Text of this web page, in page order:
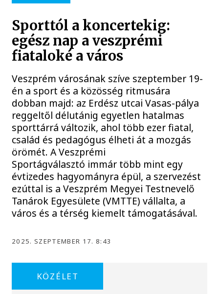
Sporttól a koncertekig:
egész nap a veszprémi
fiataloké a város
Veszprém városának szíve szeptember 19-
én a sport és a közösség ritmusára
dobban majd: az Erdész utcai Vasas-pálya
reggeltől délutánig egyetlen hatalmas
sporttárrá változik, ahol több ezer fiatal,
család és pedagógus élheti át a mozgás
örömét. A Veszprémi
Sportágválasztó immár több mint egy
évtizedes hagyományra épül, a szervezést
ezúttal is a Veszprém Megyei Testnevelő
Tanárok Egyesülete (VMTTE) vállalta, a
város és a térség kiemelt támogatásával.
2025. SZEPTEMBER 17. 8:43
KÖZÉLET